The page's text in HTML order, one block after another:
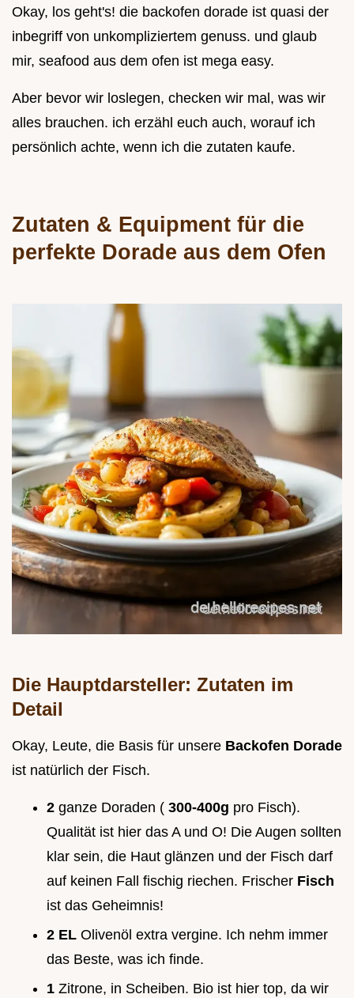
Okay, los geht's! die backofen dorade ist quasi der
inbegriff von unkompliziertem genuss. und glaub
mir, seafood aus dem ofen ist mega easy.
Aber bevor wir loslegen, checken wir mal, was wir
alles brauchen. ich erzähl euch auch, worauf ich
persönlich achte, wenn ich die zutaten kaufe.
Zutaten & Equipment für die
perfekte Dorade aus dem Ofen
Die Hauptdarsteller: Zutaten im
Detail
Okay, Leute, die Basis für unsere Backofen Dorade
ist natürlich der Fisch.
2 ganze Doraden ( 300-400g pro Fisch).
Qualität ist hier das A und O! Die Augen sollten
klar sein, die Haut glänzen und der Fisch darf
auf keinen Fall fischig riechen. Frischer Fisch
ist das Geheimnis!
2 EL Olivenöl extra vergine. Ich nehm immer
das Beste, was ich finde.
1 Zitrone, in Scheiben. Bio ist hier top, da wir